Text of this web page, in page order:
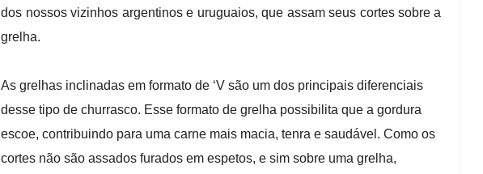
dos nossos vizinhos argentinos e uruguaios, que assam seus cortes sobre a
grelha.
As grelhas inclinadas em formato de ‘V são um dos principais diferenciais
desse tipo de churrasco. Esse formato de grelha possibilita que a gordura
escoe, contribuindo para uma carne mais macia, tenra e saudável. Como os
cortes não são assados furados em espetos, e sim sobre uma grelha,